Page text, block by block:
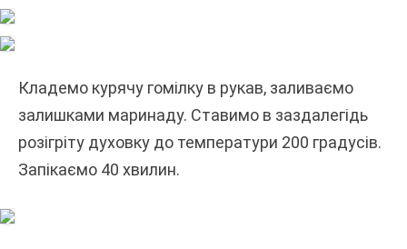
Кладемо курячу гомілку в рукав, заливаємо
залишками маринаду. Ставимо в заздалегідь
розігріту духовку до температури 200 градусів.
Запікаємо 40 хвилин.